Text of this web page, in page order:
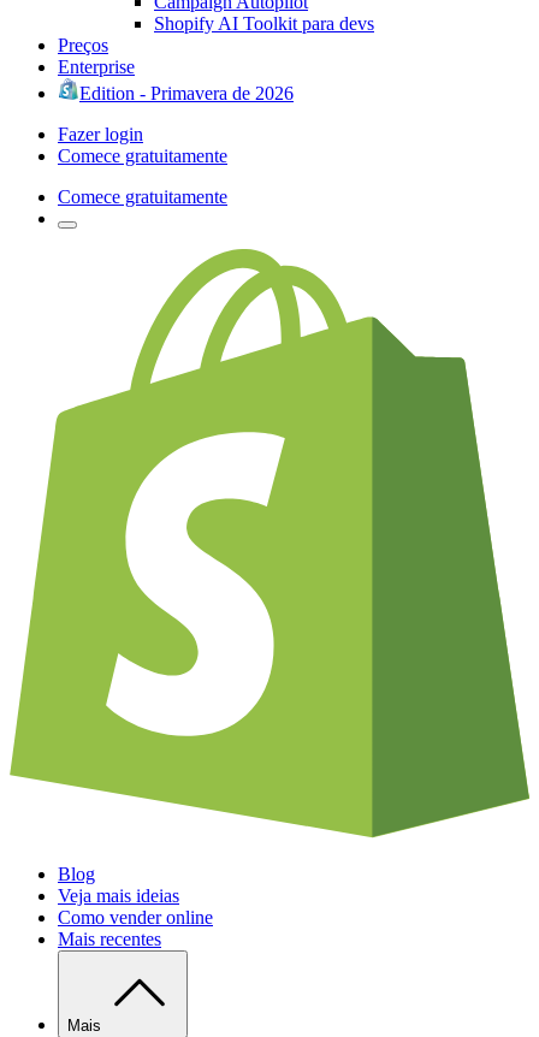
Shopify AI Toolkit para devs
Preços
Enterprise
Edition - Primavera de 2026
Fazer login
Comece gratuitamente
Comece gratuitamente
Blog
Veja mais ideias
Como vender online
Mais recentes
Mais